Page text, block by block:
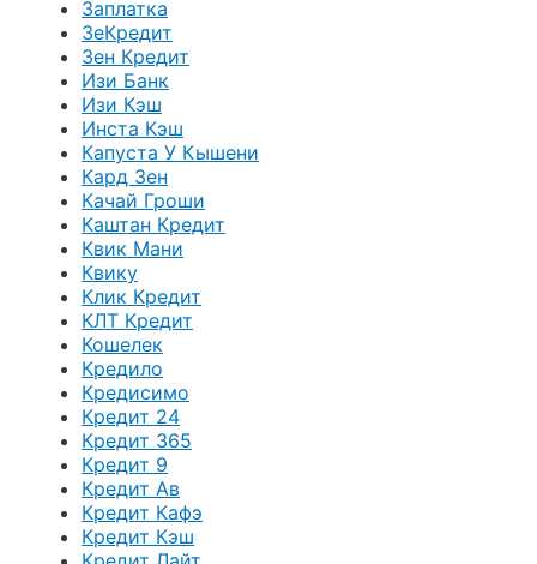
Заплатка
ЗеКредит
Зен Кредит
Изи Банк
Изи Кэш
Инста Кэш
Капуста У Кышени
Кард Зен
Качай Гроши
Каштан Кредит
Квик Мани
Квику
Клик Кредит
КЛТ Кредит
Кошелек
Кредило
Кредисимо
Кредит 24
Кредит 365
Кредит 9
Кредит Ав
Кредит Кафэ
Кредит Кэш